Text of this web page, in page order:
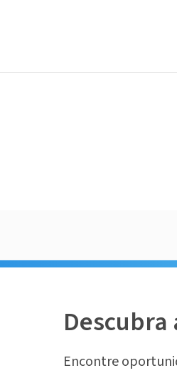
Descubra
Encontre